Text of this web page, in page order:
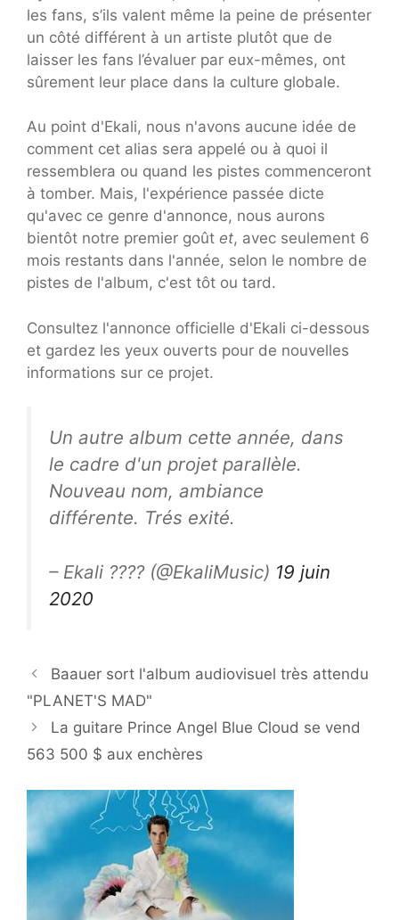
les fans, s’ils valent même la peine de présenter
un côté différent à un artiste plutôt que de
laisser les fans l’évaluer par eux-mêmes, ont
sûrement leur place dans la culture globale.
Au point d'Ekali, nous n'avons aucune idée de
comment cet alias sera appelé ou à quoi il
ressemblera ou quand les pistes commenceront
à tomber. Mais, l'expérience passée dicte
qu'avec ce genre d'annonce, nous aurons
bientôt notre premier goût et, avec seulement 6
mois restants dans l'année, selon le nombre de
pistes de l'album, c'est tôt ou tard.
Consultez l'annonce officielle d'Ekali ci-dessous
et gardez les yeux ouverts pour de nouvelles
informations sur ce projet.
Un autre album cette année, dans
le cadre d'un projet parallèle.
Nouveau nom, ambiance
différente. Trés exité.
– Ekali ???? (@EkaliMusic) 19 juin
2020
Baauer sort l'album audiovisuel très attendu
"PLANET'S MAD"
La guitare Prince Angel Blue Cloud se vend
563 500 $ aux enchères